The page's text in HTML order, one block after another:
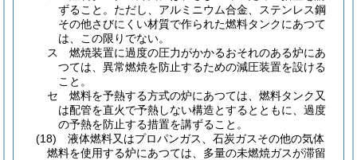
ずること。 ただし、アルミニウム合金、ステンレス鋼
その他さびにくい材質で作られた燃料タンクにあつて
は、この限りでない。
ス
燃焼装置に過度の圧力がかかるおそれのある炉にあ
つては、異常燃焼を防止するための減圧装置を設ける
こと。
セ
燃料を予熱する方式の炉にあつては、燃料タンク又
は配管を直火で予熱しない構造とするとともに、過度
の予熱を防止する措置を講ずること。
(18)
液体燃料又はプロパンガス、石炭ガスその他の気体
燃料を使用する炉にあつては、多量の未燃焼ガスが滞留